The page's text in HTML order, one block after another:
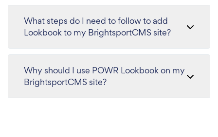
What steps do I need to follow to add
Lookbook to my BrightsportCMS site?
Why should I use POWR Lookbook on my
BrightsportCMS site?